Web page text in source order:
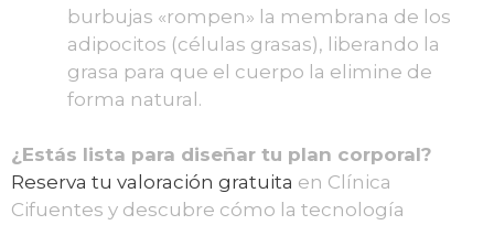
burbujas «rompen» la membrana de los
adipocitos (células grasas), liberando la
grasa para que el cuerpo la elimine de
forma natural.
¿Estás lista para diseñar tu plan corporal?
Reserva tu valoración gratuita en Clínica
Cifuentes y descubre cómo la tecnología